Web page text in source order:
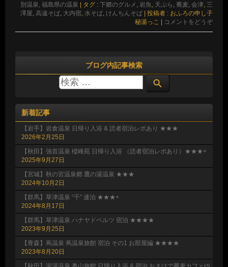
別温泉, 福島県の温泉 | タグ : 下郷のグルメ 岩魚 天ぷら 蕎麦 会津 三
澤屋 高遠そば 大内宿 水そば けんちんそば | 投稿者 : おふろの申し子
秘湯っこ | コメントをどうぞ
ブログ内記事検索
新着記事
【岩手】岩倉温泉 日帰り入浴 & 読者宿泊レポあり ★★★
2026年2月25日
【秋田】強首温泉 樅峰苑 日帰り入浴 （読者宿泊レポあり）★★★+
2025年9月27日
【宮城】秋の宮温泉郷 鷹の湯温泉 ★★★
2024年10月2日
【群馬】草津温泉 “千” 連泊 ★★★+
2024年8月17日
【群馬】草津温泉 ハナヤドベルツ 宿泊 ★★★★
2023年9月25日
【青森】蔦温泉 蔦温泉旅館 宿泊 その1 お部屋編 ★★★★
2023年8月20日